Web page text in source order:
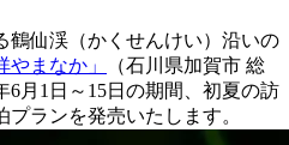
鶴仙渓（かくせんけい）沿いの
やまなか」
（石川県加賀市 総
6月1日～15日の期間、初夏の訪
ランを発売いたします。